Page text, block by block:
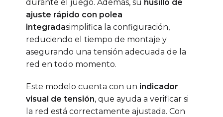
durante el juego. Además, su husillo de
ajuste rápido con polea
integradasimplifica la configuración,
reduciendo el tiempo de montaje y
asegurando una tensión adecuada de la
red en todo momento.
Este modelo cuenta con un indicador
visual de tensión, que ayuda a verificar si
la red está correctamente ajustada. Con